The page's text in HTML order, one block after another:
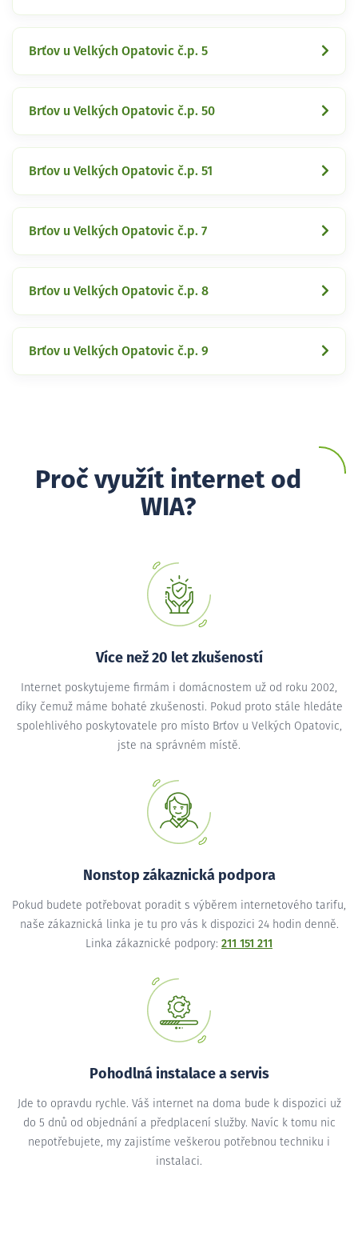
Brťov u Velkých Opatovic č.p. 5
Brťov u Velkých Opatovic č.p. 50
Brťov u Velkých Opatovic č.p. 51
Brťov u Velkých Opatovic č.p. 7
Brťov u Velkých Opatovic č.p. 8
Brťov u Velkých Opatovic č.p. 9
Proč využít internet od
WIA?
Více než 20 let zkušeností
Internet poskytujeme firmám i domácnostem už od roku 2002,
díky čemuž máme bohaté zkušenosti. Pokud proto stále hledáte
spolehlivého poskytovatele pro místo Brťov u Velkých Opatovic,
jste na správném místě.
Nonstop zákaznická podpora
Pokud budete potřebovat poradit s výběrem internetového tarifu,
naše zákaznická linka je tu pro vás k dispozici 24 hodin denně.
Linka zákaznické podpory: 211 151 211
Pohodlná instalace a servis
Jde to opravdu rychle. Váš internet na doma bude k dispozici už
do 5 dnů od objednání a předplacení služby. Navíc k tomu nic
nepotřebujete, my zajistíme veškerou potřebnou techniku i
instalaci.